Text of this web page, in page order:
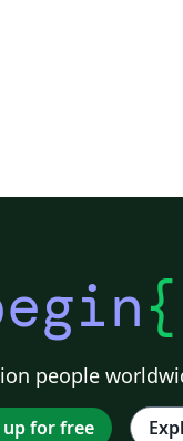
{
people
up for free